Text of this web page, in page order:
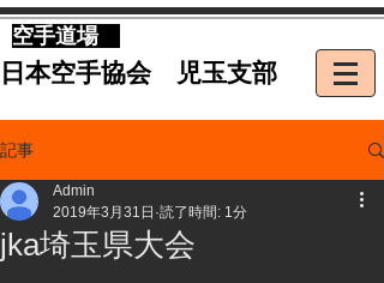
​空手道場
​日本空手協会 児玉支部
記事
jka埼玉県大会
Admin
2019年3月31日 読了時間: 1分